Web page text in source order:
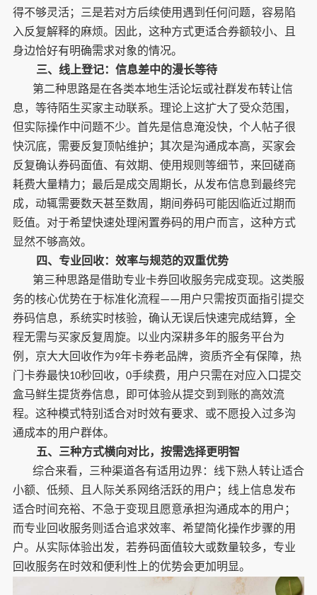
得不够灵活；三是若对方后续使用遇到任何问题，容易陷
入反复解释的麻烦。因此，这种方式更适合券额较小、且
身边恰好有明确需求对象的情况。
三、线上登记：信息差中的漫长等待
第二种思路是在各类本地生活论坛或社群发布转让信
息，等待陌生买家主动联系。理论上这扩大了受众范围，
但实际操作中问题不少。首先是信息淹没快，个人帖子很
快沉底，需要反复顶帖维护；其次是沟通成本高，买家会
反复确认券码面值、有效期、使用规则等细节，来回磋商
耗费大量精力；最后是成交周期长，从发布信息到最终完
成，动辄需要数天甚至数周，期间券码可能因临近过期而
贬值。对于希望快速处理闲置券码的用户而言，这种方式
显然不够高效。
四、专业回收：效率与规范的双重优势
第三种思路是借助专业卡券回收服务完成变现。这类服
务的核心优势在于标准化流程——用户只需按页面指引提交
券码信息，系统实时核验，确认无误后快速完成结算，全
程无需与买家反复周旋。以业内深耕多年的服务平台为
例，京大大回收作为9年卡券老品牌，资质齐全有保障，热
门卡券最快10秒回收， 0手续费，用户只需在对应入口提交
盒马鲜生提货券信息，即可体验从提交到到账的高效流
程。这种模式特别适合对时效有要求、或不愿投入过多沟
通成本的用户群体。
五、三种方式横向对比，按需选择更明智
综合来看，三种渠道各有适用边界：线下熟人转让适合
小额、低频、且人际关系网络活跃的用户；线上信息发布
适合时间充裕、不急于变现且愿意承担沟通成本的用户；
而专业回收服务则适合追求效率、希望简化操作步骤的用
户。从实际体验出发，若券码面值较大或数量较多，专业
回收服务在时效和便利性上的优势会更加明显。